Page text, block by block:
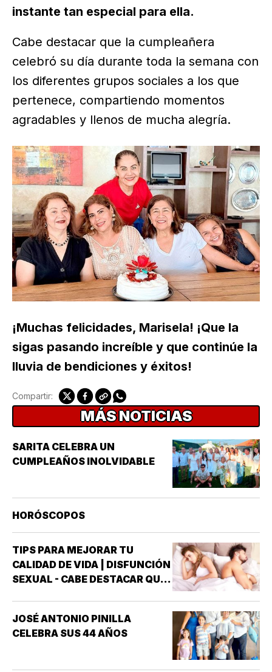
instante tan especial para ella.
Cabe destacar que la cumpleañera
celebró su día durante toda la semana con
los diferentes grupos sociales a los que
pertenece, compartiendo momentos
agradables y llenos de mucha alegría.
¡Muchas felicidades, Marisela! ¡Que la
sigas pasando increíble y que continúe la
lluvia de bendiciones y éxitos!
Compartir:
MÁS NOTICIAS
SARITA CELEBRA UN
CUMPLEAÑOS INOLVIDABLE
HORÓSCOPOS
TIPS PARA MEJORAR TU
CALIDAD DE VIDA | DISFUNCIÓN
SEXUAL - CABE DESTACAR QUE
INTERÉS HA GENERADO PARA
LA INVESTIGACIÓN DE NUEVOS
JOSÉ ANTONIO PINILLA
CELEBRA SUS 44 AÑOS